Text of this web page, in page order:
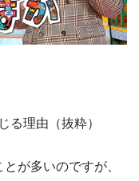
る理由（抜粋）
が多いのですが、